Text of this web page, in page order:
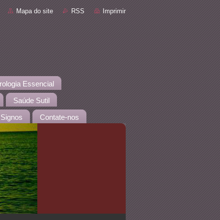
Mapa do site RSS Imprimir
Essencial
Saúde Sutil
Signos Contate-nos